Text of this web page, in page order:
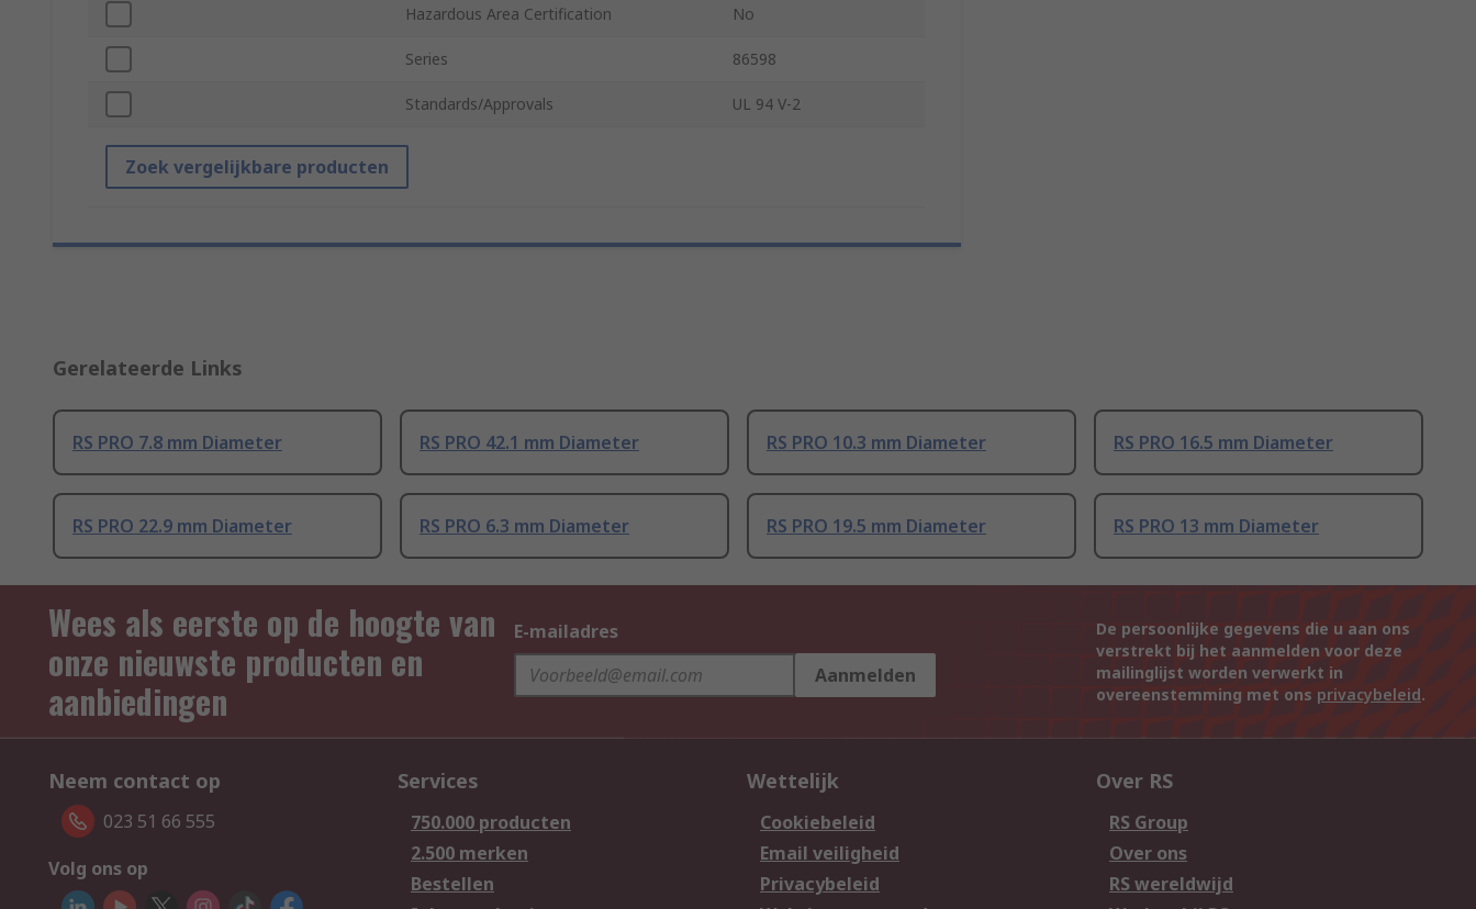
Hazardous Area Certification No
Series 86598
Standards/Approvals UL 94 V-2
Zoek vergelijkbare producten
Gerelateerde Links
RS PRO 7.8 mm Diameter RS PRO 42.1 mm Diameter RS PRO 10.3 mm Diameter RS PRO 16.5 mm Diameter
RS PRO 22.9 mm Diameter RS PRO 6.3 mm Diameter RS PRO 19.5 mm Diameter RS PRO 13 mm Diameter
Wees als eerste op de hoogte van
onze nieuwste producten en
aanbiedingen
E-mailadres
Aanmelden
De persoonlijke gegevens die u aan ons
verstrekt bij het aanmelden voor deze
mailinglijst worden verwerkt in
overeenstemming met ons privacybeleid.
Neem contact op
023 51 66 555
Volg ons op
Services
750.000 producten
2.500 merken
Bestellen
Wettelijk
Cookiebeleid
Email veiligheid
Privacybeleid
Over RS
RS Group
Over ons
RS wereldwijd